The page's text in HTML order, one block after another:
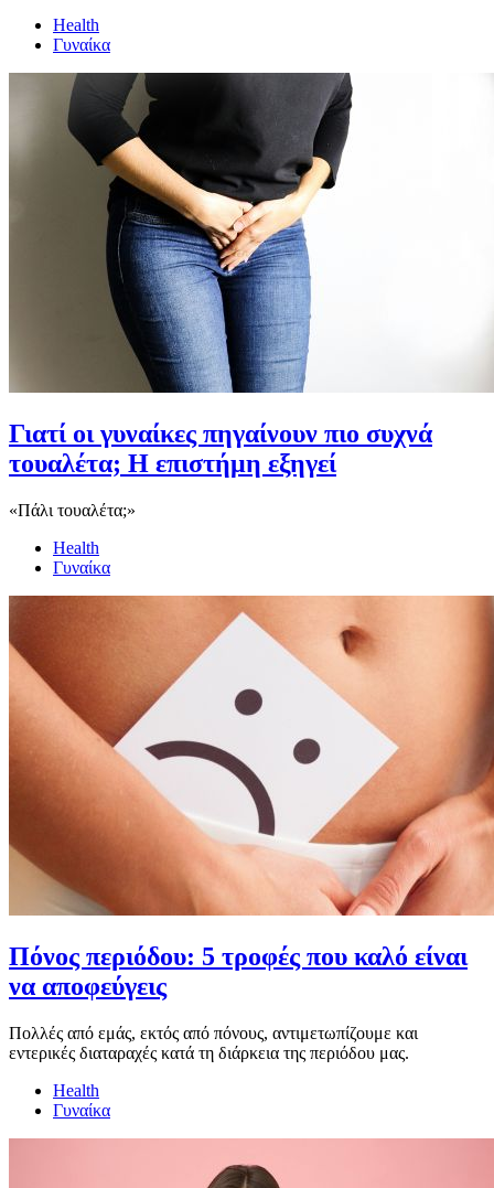
Health
Γυναίκα
Γιατί οι γυναίκες πηγαίνουν πιο συχνά
τουαλέτα; Η επιστήμη εξηγεί
«Πάλι τουαλέτα;»
Health
Γυναίκα
Πόνος περιόδου: 5 τροφές που καλό είναι
να αποφεύγεις
Πολλές από εμάς, εκτός από πόνους, αντιμετωπίζουμε και
εντερικές διαταραχές κατά τη διάρκεια της περιόδου μας.
Health
Γυναίκα